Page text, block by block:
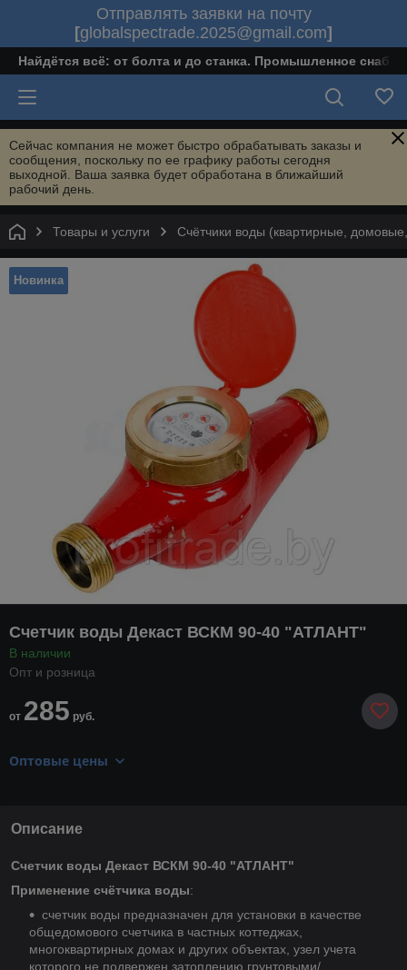
Отправлять заявки на почту
[globalspectrade.2025@gmail.com]
Найдётся всё: от болта и до станка. Промышленное
Сейчас компания не может быстро обрабатывать заказы и
сообщения, поскольку по ее графику работы сегодня
выходной. Ваша заявка будет обработана в ближайший
рабочий день.
Товары и услуги Счётчики воды (квартирные,
Новинка
Счетчик воды Декаст ВСКМ 90-40 "АТЛАНТ"
В наличии
Опт и розница
от 285 руб.
Оптовые цены
Описание
Счетчик воды Декаст ВСКМ 90-40 "АТЛАНТ"
Применение счётчика воды:
счетчик воды предназначен для установки в качестве
общедомового счетчика в частных коттеджах,
многоквартирных домах и других объектах, узел учета
которого не подвержен затоплению грунтовыми/